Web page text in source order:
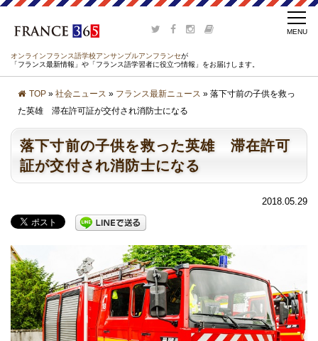
オンラインフランス語学校アンサンブルアンフランセが
「フランス最新情報」や「フランス語学習者に役立つ情報」をお届けします。
TOP » 社会ニュース » フランス最新ニュース » 落下寸前の子供を救っ
た英雄 滞在許可証が交付され消防士になる
落下寸前の子供を救った英雄 滞在許可
証が交付され消防士になる
2018.05.29